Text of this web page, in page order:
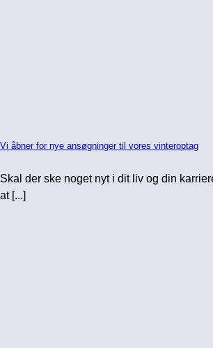
Vi åbner for nye ansøgninger til vores vinteroptag
Skal der ske noget nyt i dit liv og din
at [...]